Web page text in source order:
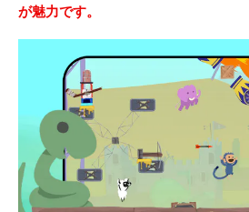
が魅力です。